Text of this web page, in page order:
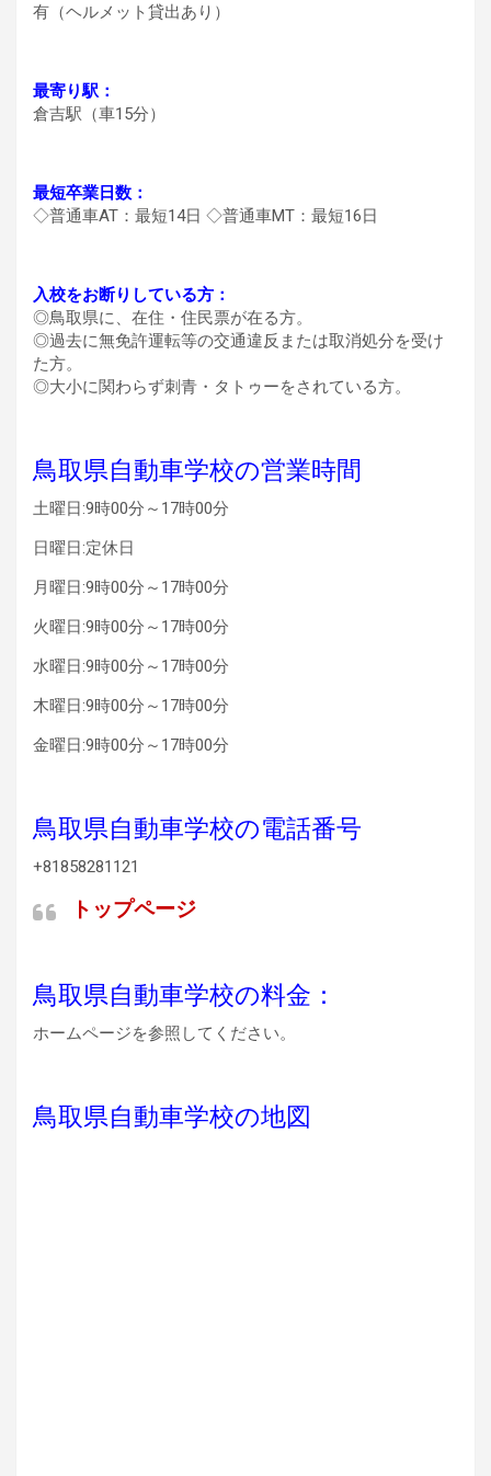
有（ヘルメット貸出あり）
最寄り駅：
倉吉駅（車15分）
最短卒業日数：
◇普通車AT：最短14日 ◇普通車MT：最短16日
入校をお断りしている方：
◎鳥取県に、在住・住民票が在る方。
◎過去に無免許運転等の交通違反または取消処分を受け
た方。
◎大小に関わらず刺青・タトゥーをされている方。
鳥取県自動車学校の営業時間
土曜日:9時00分～17時00分
日曜日:定休日
月曜日:9時00分～17時00分
火曜日:9時00分～17時00分
水曜日:9時00分～17時00分
木曜日:9時00分～17時00分
金曜日:9時00分～17時00分
鳥取県自動車学校の電話番号
+81858281121
トップページ
鳥取県自動車学校の料金：
ホームページを参照してください。
鳥取県自動車学校の地図